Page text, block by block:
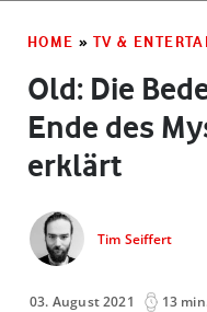
HOME » TV &
Old: Die
Ende des
erklärt
Tim Seiffert
03. August 2021 13